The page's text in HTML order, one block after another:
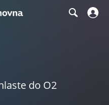
do O2